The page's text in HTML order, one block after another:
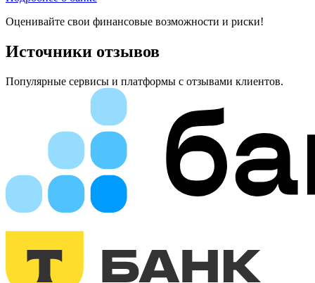
Оценивайте свои финансовые возможности и риски!
Источники отзывов
Популярные сервисы и платформы с отзывами клиентов.